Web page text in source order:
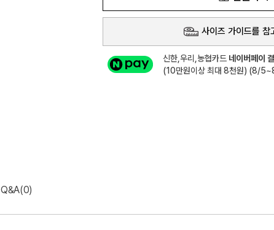
사이즈 가이드를 참
신한,우리,농협카드 네이버페이
(10만원이상 최대 8천원) (8/
Q&A(0)